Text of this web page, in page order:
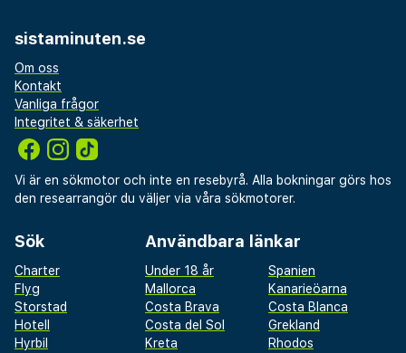
sistaminuten.se
Om oss
Kontakt
Vanliga frågor
Integritet & säkerhet
Vi är en sökmotor och inte en resebyrå. Alla bokningar görs hos
den researrangör du väljer via våra sökmotorer.
Sök
Charter
Flyg
Storstad
Hotell
Hyrbil
Användbara länkar
Under 18 år
Spanien
Mallorca
Kanarieöarna
Costa Brava
Costa Blanca
Costa del Sol
Grekland
Kreta
Rhodos